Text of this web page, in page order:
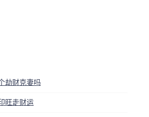
劫财克妻吗
旺走财运